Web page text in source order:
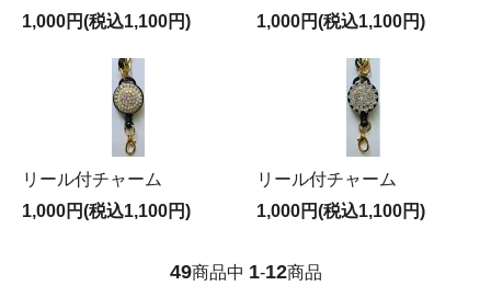
1,000円(税込1,100円)
1,000円(税込1,100円)
リール付チャーム
1,000円(税込1,100円)
リール付チャーム
1,000円(税込1,100円)
49商品中 1-12商品